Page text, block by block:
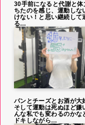
30手前になると代謝と体
ちたのを感じ、運動しな
けない！と思い継続して
る…
パンとチーズとお酒が大
そして運動は死ぬほど嫌
んな私でも変わるのかな
ドキしながら…